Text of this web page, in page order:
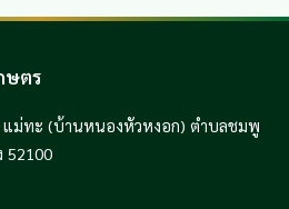
ษตร
แม่ทะ (บ้านหนองหัวหงอก) ตำบลชมพู
52100